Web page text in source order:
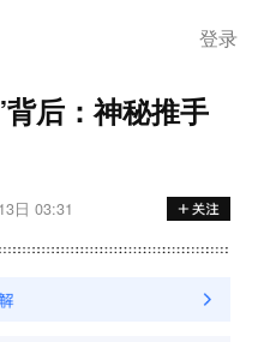
登录
后：神秘推手
日 03:31